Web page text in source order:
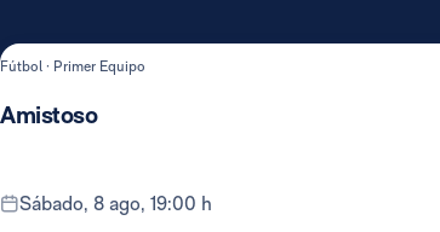
Fútbol · Primer Equipo
Amistoso
sábado, 8 ago, 19:00 h